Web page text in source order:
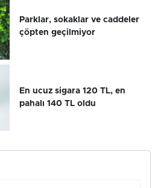
Parklar, sokaklar ve caddeler
çöpten geçilmiyor
En ucuz sigara 120 TL, en
pahalı 140 TL oldu